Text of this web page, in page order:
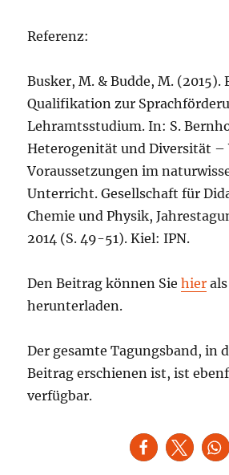
Referenz:
Busker, M. & Budde, M. (2015).
Qualifikation zur
Lehramtsstudium. In: S.
Heterogenität und Diversität –
Voraussetzungen im
Unterricht. Gesellschaft für
Chemie und Physik,
2014 (S. 49-51). Kiel: IPN.
Den Beitrag können Siehier
herunterladen.
Der gesamte Tagungsband, in
Beitrag erschienen ist, ist
verfügbar.